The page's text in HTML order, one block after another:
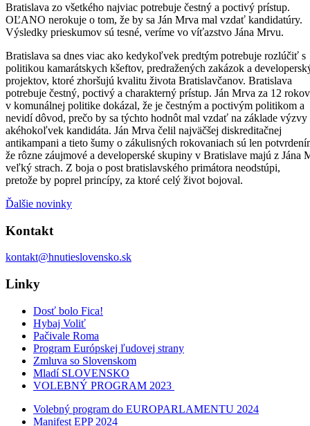
Bratislava zo všetkého najviac potrebuje čestný a poctivý prístup.
OĽANO nerokuje o tom, že by sa Ján Mrva mal vzdať kandidatúry.
Výsledky prieskumov sú tesné, veríme vo víťazstvo Jána Mrvu.
Bratislava sa dnes viac ako kedykoľvek predtým potrebuje rozlúčiť s
politikou kamarátskych kšeftov, predražených zakázok a
projektov, ktoré zhoršujú kvalitu života Bratislavčanov. Bratislava
potrebuje čestný, poctivý a charakterný prístup. Ján Mrva za 12 rokov
v komunálnej politike dokázal, že je čestným a poctivým politikom a
nevidí dôvod, prečo by sa týchto hodnôt mal vzdať na základe výzvy
akéhokoľvek kandidáta. Ján Mrva čelil najväčšej diskreditačnej
antikampani a tieto šumy o zákulisných rokovaniach sú len
že rôzne záujmové a developerské skupiny v Bratislave majú z Jána
veľký strach. Z boja o post bratislavského primátora neodstúpi,
pretože by poprel princípy, za ktoré celý život bojoval.
Ďalšie novinky
Kontakt
kontakt@hnutieslovensko.sk
Linky
Dosť bolo Fica!
Hybaj Voliť
Pačivale Roma
Program Európskej ľudovej strany
Zmluva so Slovenskom
Mladí SLOVENSKO
VOLEBNÝ PROGRAM 2023
Volebný program do EUROPARLAMENTU 2024
Manifest EPP 2024